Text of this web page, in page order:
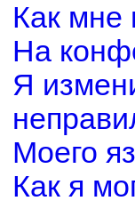
Как мне
На
Я
Моего
Как я